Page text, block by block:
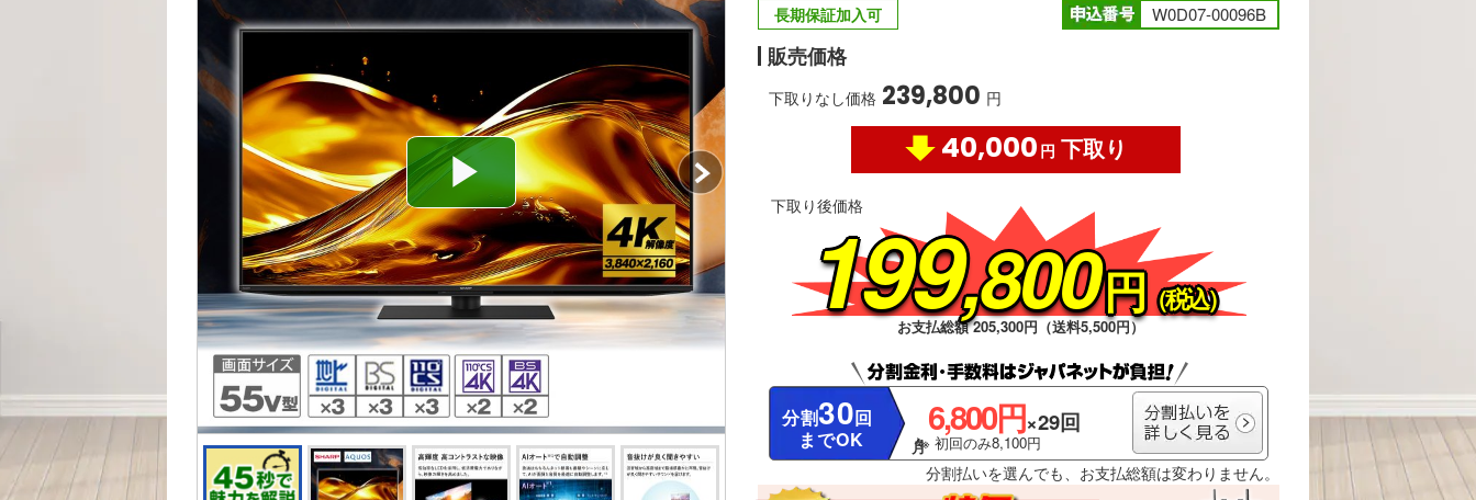
長期保証加入可 W0D07-00096B
販売価格
下取りなし価格 239,800 円
40,000 円 下取り
下取り後価格
199,800円 （税込）
お支払総額 205,300円（送料5,500円）
分割30回
までOK
6,800円×29回
※ 初回のみ8,100円
分割払いを選んでも、お支払総額は変わりません。